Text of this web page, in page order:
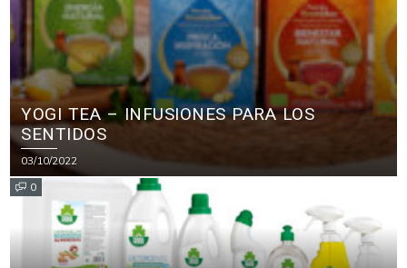
YOGI TEA – INFUSIONES PARA LOS
SENTIDOS
03/10/2022
0